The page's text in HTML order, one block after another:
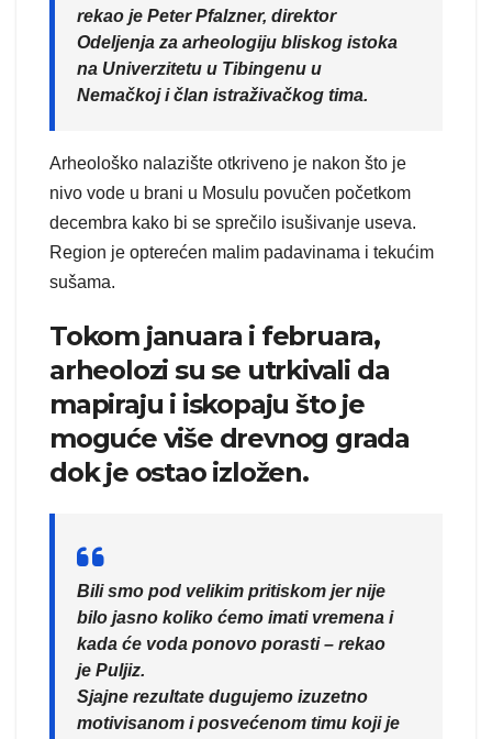
rekao je Peter Pfalzner, direktor
Odeljenja za arheologiju bliskog istoka
na Univerzitetu u Tibingenu u
Nemačkoj i član istraživačkog tima.
Arheološko nalazište otkriveno je nakon što je
nivo vode u brani u Mosulu povučen početkom
decembra kako bi se sprečilo isušivanje useva.
Region je opterećen malim padavinama i tekućim
sušama.
Tokom januara i februara,
arheolozi su se utrkivali da
mapiraju i iskopaju što je
moguće više drevnog grada
dok je ostao izložen.
Bili smo pod velikim pritiskom jer nije
bilo jasno koliko ćemo imati vremena i
kada će voda ponovo porasti – rekao
je Puljiz.
Sjajne rezultate dugujemo izuzetno
motivisanom i posvećenom timu koji je